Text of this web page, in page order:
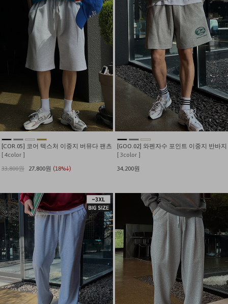
[COR.05] 코어 텍스처 이중지 버뮤다 팬츠
[ 4color ]
33,800원
27,800원 (18%↓)
[GOO.02] 와펜자수 포인트 이중지 반바지
[ 3color ]
34,200원